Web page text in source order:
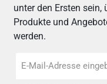
unter den Ersten sein,
Produkte und
werden.
Mail-